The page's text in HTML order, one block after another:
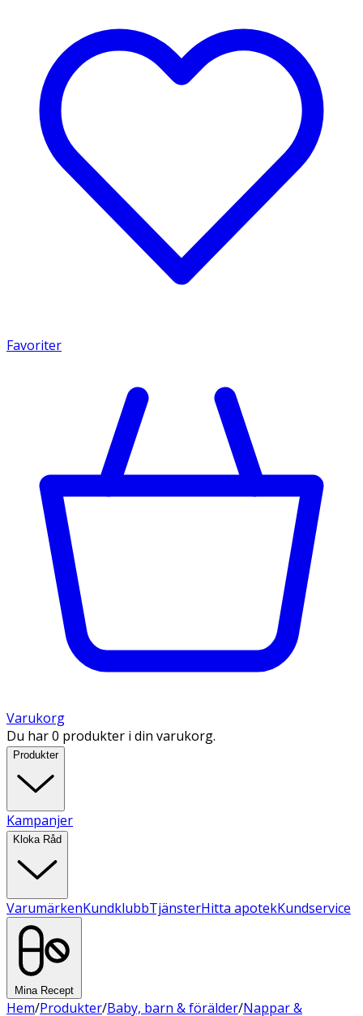
Favoriter
Varukorg
Du har 0 produkter i din varukorg.
Produkter
Kampanjer
Kloka Råd
VarumärkenKundklubbTjänsterHitta apotekKundservice
Mina Recept
Hem/Produkter/Baby, barn & förälder/Nappar &